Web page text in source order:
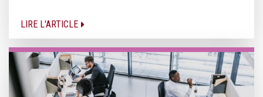
LIRE L'ARTICLE